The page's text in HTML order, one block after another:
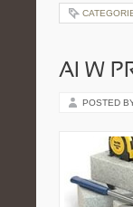
AI W
POSTED